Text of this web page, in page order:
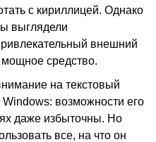
с кириллицей. Однако
выглядели
внешний
средство.
на текстовый
возможности его
даже избыточны. Но
все, на что он